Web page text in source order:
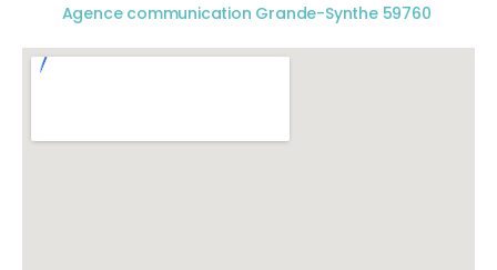
Agence communication Grande-Synthe 59760